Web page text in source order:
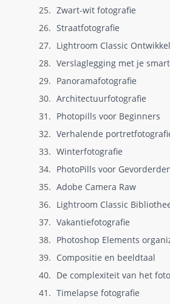
25. Zwart-wit fotografie
26. Straatfotografie
27. Lightroom Classic
28. Verslaglegging met je
29. Panoramafotografie
30. Architectuurfotografie
31. Photopills voor Beginners
32. Verhalende
33. Winterfotografie
34. PhotoPills voor
35. Adobe Camera Raw
36. Lightroom Classic
37. Vakantiefotografie
38. Photoshop Elements
39. Compositie en beeldtaal
40. De complexiteit van het
41. Timelapse fotografie